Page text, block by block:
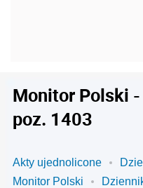
Monitor Polski
poz. 1403
Akty ujednolicone
Monitor Polski